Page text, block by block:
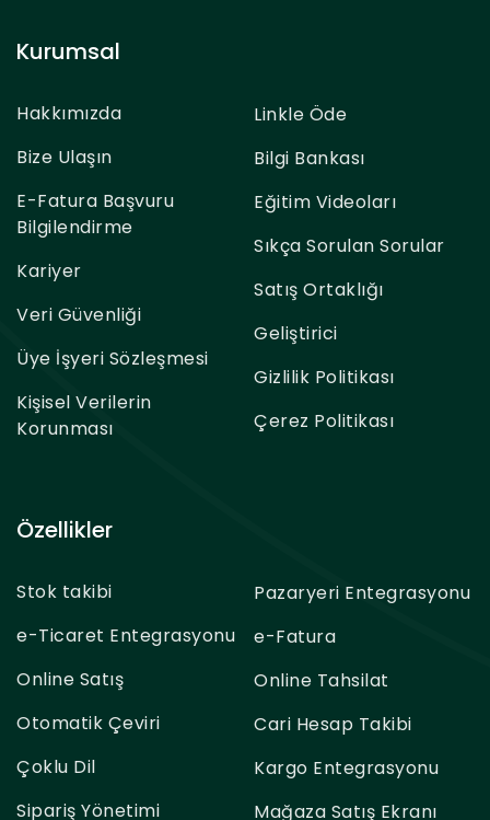
Kurumsal
Hakkımızda
Bize Ulaşın
E-Fatura Başvuru
Bilgilendirme
Kariyer
Veri Güvenliği
Üye İşyeri Sözleşmesi
Kişisel Verilerin
Korunması
Linkle Öde
Bilgi Bankası
Eğitim Videoları
Sıkça Sorulan Sorular
Satış Ortaklığı
Geliştirici
Gizlilik Politikası
Çerez Politikası
Özellikler
Stok takibi
e-Ticaret Entegrasyonu
Online Satış
Otomatik Çeviri
Çoklu Dil
Sipariş Yönetimi
Pazaryeri Entegrasyonu
e-Fatura
Online Tahsilat
Cari Hesap Takibi
Kargo Entegrasyonu
Mağaza Satış Ekranı